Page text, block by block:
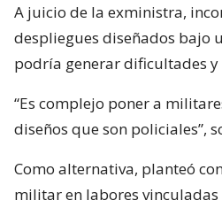
A juicio de la exministra,
despliegues diseñados bajo
podría generar dificultades y
“Es complejo poner a
diseños que son policiales”,
Como alternativa, planteó
militar en labores